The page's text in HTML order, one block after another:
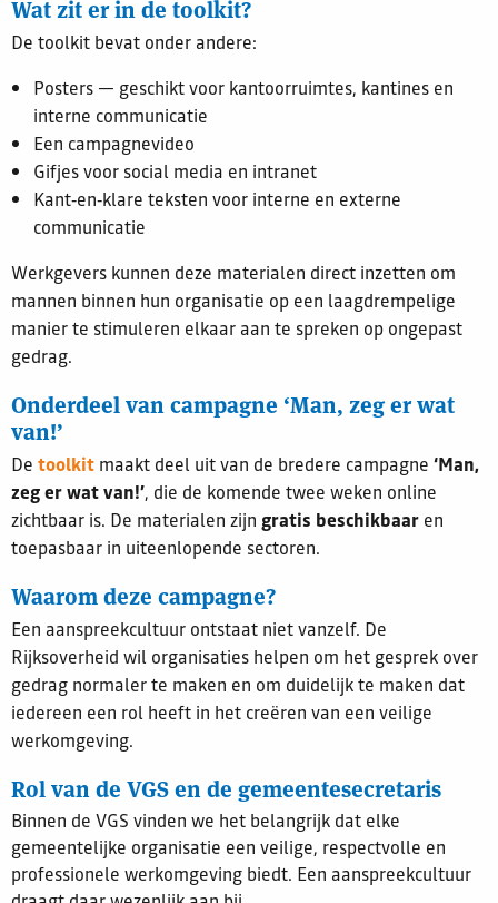
Wat zit er in de toolkit?
De toolkit bevat onder andere:
Posters — geschikt voor kantoorruimtes, kantines en
interne communicatie
Een campagnevideo
Gifjes voor social media en intranet
Kant‑en‑klare teksten voor interne en externe
communicatie
Werkgevers kunnen deze materialen direct inzetten om
mannen binnen hun organisatie op een laagdrempelige
manier te stimuleren elkaar aan te spreken op ongepast
gedrag.
Onderdeel van campagne ‘Man, zeg er wat
van!’
Detoolkitmaakt deel uit van de bredere campagne‘Man,
zeg er wat van!’, die de komende twee weken online
zichtbaar is. De materialen zijngratis beschikbaaren
toepasbaar in uiteenlopende sectoren.
Waarom deze campagne?
Een aanspreekcultuur ontstaat niet vanzelf. De
Rijksoverheid wil organisaties helpen om het gesprek over
gedrag normaler te maken en om duidelijk te maken dat
iedereen een rol heeft in het creëren van een veilige
werkomgeving.
Rol van de VGS en de gemeentesecretaris
Binnen de VGS vinden we het belangrijk dat elke
gemeentelijke organisatie een veilige, respectvolle en
professionele werkomgeving biedt. Een aanspreekcultuur